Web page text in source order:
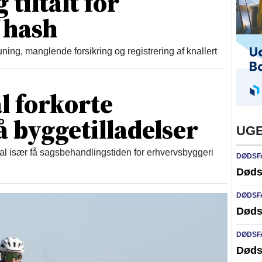
manglende forsikring og registrering af knallert
forkorte
byggetilladelser
især få sagsbehandlingstiden for erhvervsbyggeri